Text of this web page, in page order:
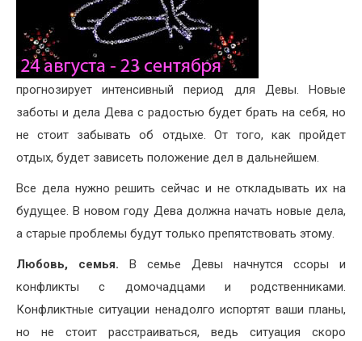
прогнозирует интенсивный период для Девы. Новые
заботы и дела Дева с радостью будет брать на себя, но
не стоит забывать об отдыхе. От того, как пройдет
отдых, будет зависеть положение дел в дальнейшем.
Все дела нужно решить сейчас и не откладывать их на
будущее. В новом году Дева должна начать новые дела,
а старые проблемы будут только препятствовать этому.
Любовь, семья. В семье Девы начнутся ссоры и
конфликты с домочадцами и родственниками.
Конфликтные ситуации ненадолго испортят ваши планы,
но не стоит расстраиваться, ведь ситуация скоро